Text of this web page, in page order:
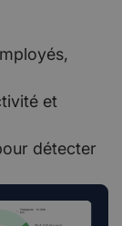
et
détecter